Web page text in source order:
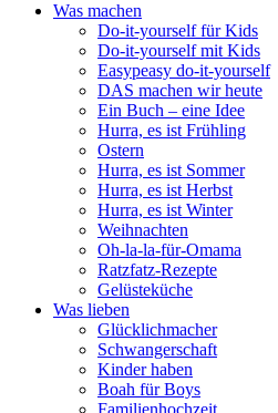
Was machen
Do-it-yourself für Kids
Do-it-yourself mit Kids
Easypeasy do-it-yourself
DAS machen wir heute
Ein Buch – eine Idee
Hurra, es ist Frühling
Ostern
Hurra, es ist Sommer
Hurra, es ist Herbst
Hurra, es ist Winter
Weihnachten
Oh-la-la-für-Omama
Ratzfatz-Rezepte
Gelüsteküche
Was lieben
Glücklichmacher
Schwangerschaft
Kinder haben
Boah für Boys
Familienhochzeit